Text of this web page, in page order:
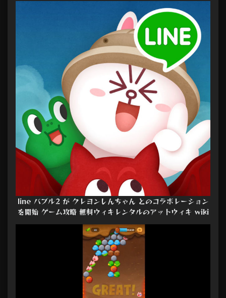
line バブル2 が クレヨンしんちゃん とのコラボレーション
を開始 ゲーム攻略 無料ウィキレンタルのアットウィキ wiki